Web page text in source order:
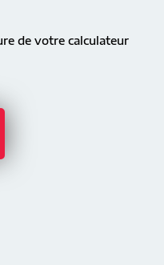
de votre calculateur